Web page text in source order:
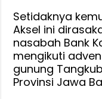
Setidaknya
Aksel ini
nasabah Bank
mengikuti
gunung
Provinsi Jawa